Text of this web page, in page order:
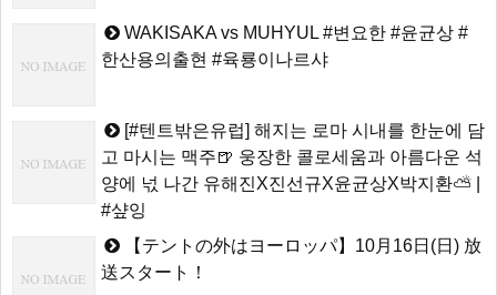
WAKISAKA vs MUHYUL #변요한 #윤균상 #
한산용의출현 #육룡이나르샤
[#텐트밖은유럽] 해지는 로마 시내를 한눈에 담
고 마시는 맥주🍺 웅장한 콜로세움과 아름다운 석
양에 넋 나간 유해진X진선규X윤균상X박지환⛅ |
#샾잉
【テントの外はヨーロッパ】10月16日(日) 放
送スタート！